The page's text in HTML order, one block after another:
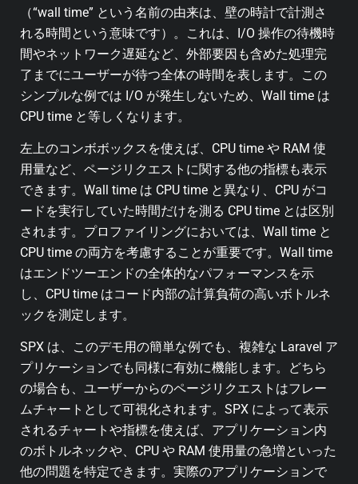
（“wall time” という名前の由来は、壁の時計で計測さ
れる時間という意味です）。これは、I/O 操作の待機時
間やネットワーク遅延など、外部要因も含めた処理完
了までにユーザーが待つ全体の時間を表します。この
シンプルな例では I/O が発生しないため、Wall time は
CPU time と等しくなります。
左上のコンボボックスを使えば、CPU time や RAM 使
用量など、ページリクエストに関する他の指標も表示
できます。Wall time は CPU time と異なり、CPU がコ
ードを実行していた時間だけを測る CPU time とは区別
されます。プロファイリングにおいては、Wall time と
CPU time の両方を考慮することが重要です。Wall time
はエンドツーエンドの全体的なパフォーマンスを示
し、CPU time はコード内部の計算負荷の高いボトルネ
ックを測定します。
SPX は、このデモ用の簡単な例でも、複雑な Laravel ア
プリケーションでも同様に有効に機能します。どちら
の場合も、ユーザーからのページリクエストはフレー
ムチャートとして可視化されます。SPX によって表示
されるチャートや指標を使えば、アプリケーション内
のボトルネックや、CPU や RAM 使用量の急増といった
他の問題を特定できます。実際のアプリケーションで